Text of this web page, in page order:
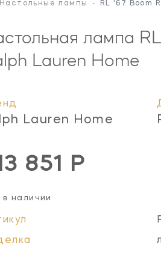
Настольные лампы - RL '67 Boom
лампа
Lauren Home
Lauren Home
851 Р
в наличии